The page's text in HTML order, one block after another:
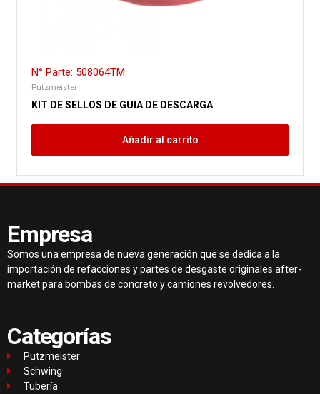
N° Parte: 508064TM
Putzmeister
KIT DE SELLOS DE GUIA DE DESCARGA
Añadir al carrito
Empresa
Somos una empresa de nueva generación que se dedica a la
importación de refacciones y partes de desgaste originales after-
market para bombas de concreto y camiones revolvedores.
Categorías
Putzmeister
Schwing
Tubería